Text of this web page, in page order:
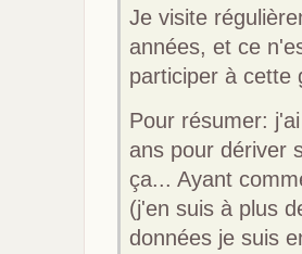
Je visite
années, et ce
participer à cette
Pour résumer:
ans pour dériver
ça... Ayant
(j'en suis à plus
données je suis